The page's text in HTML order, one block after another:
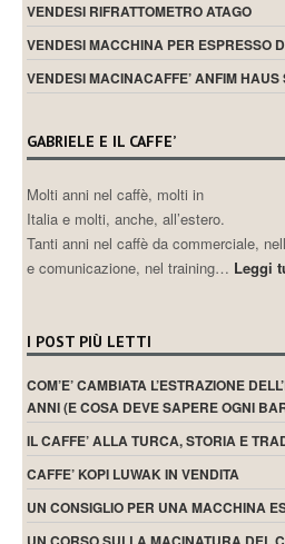
VENDESI RIFRATTOMETRO ATAGO
VENDESI MACCHINA PER ESPRESSO
VENDESI MACINACAFFE’ ANFIM HAUS
GABRIELE E IL CAFFE’
Molti anni nel caffè, molti in
Italia e molti, anche, all’estero.
Tanti anni nel caffè da commerciale,
e comunicazione, nel training… Leggi
I POST PIÙ LETTI
COM’E’ CAMBIATA L’ESTRAZIONE
ANNI (E COSA DEVE SAPERE OGNI
IL CAFFE’ ALLA TURCA, STORIA E
CAFFE’ KOPI LUWAK IN VENDITA
UN CONSIGLIO PER UNA MACCHINA